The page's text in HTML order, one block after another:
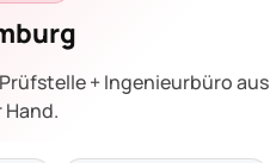
+ Ingenieurbüro aus
Hand.